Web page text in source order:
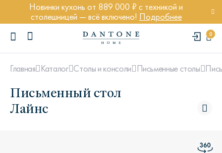
Новинки кухонь от 889 000 ₽ с техникой и
столешницей — всё включено! Подробнее
0
Главная Каталог Столы и консоли Письменные столы
Письменный стол
Лайнс